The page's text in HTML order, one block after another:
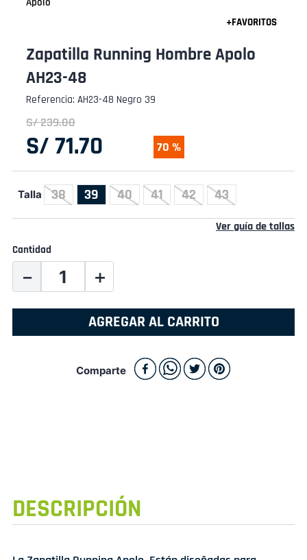
Zapatilla Running Hombre Apolo
AH23-48
Referencia: AH23-48 Negro 39
S/239.00
S/ 71.70 70 %
Talla 38 39 40 41 42 43
Ver guía de tallas
Cantidad
＋
－
AGREGAR AL CARRITO
Comparte
DESCRIPCIÓN